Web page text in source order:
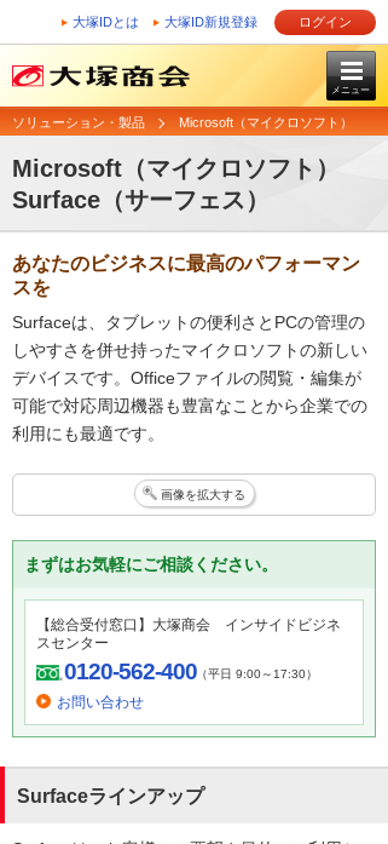
大塚IDとは 大塚ID新規登録 ログイン
メニュー
ソリューション・製品 Microsoft（マイクロソフト）
Microsoft（マイクロソフト）
Surface（サーフェス）
あなたのビジネスに最高のパフォーマン
スを
Surfaceは、タブレットの便利さとPCの管理の
しやすさを併せ持ったマイクロソフトの新しい
デバイスです。Officeファイルの閲覧・編集が
可能で対応周辺機器も豊富なことから企業での
利用にも最適です。
画像を拡大する
まずはお気軽にご相談ください。
【総合受付窓口】大塚商会 インサイドビジネ
スセンター
0120-562-400（平日 9:00～17:30）
お問い合わせ
Surfaceラインアップ